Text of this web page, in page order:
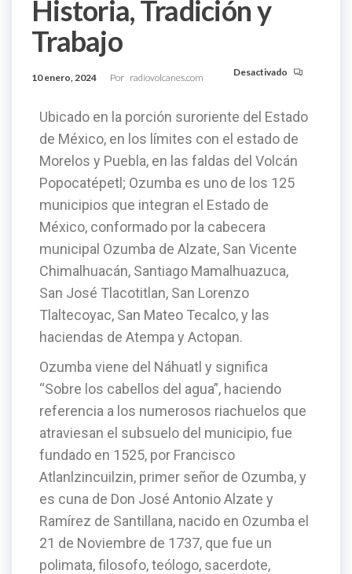
Historia, Tradición y
Trabajo
10 enero, 2024 Por radiovolcanes.com Desactivado
Ubicado en la porción suroriente del Estado
de México, en los límites con el estado de
Morelos y Puebla, en las faldas del Volcán
Popocatépetl; Ozumba es uno de los 125
municipios que integran el Estado de
México, conformado por la cabecera
municipal Ozumba de Alzate, San Vicente
Chimalhuacán, Santiago Mamalhuazuca,
San José Tlacotitlan, San Lorenzo
Tlaltecoyac, San Mateo Tecalco, y las
haciendas de Atempa y Actopan.
Ozumba viene del Náhuatl y significa
“Sobre los cabellos del agua”, haciendo
referencia a los numerosos riachuelos que
atraviesan el subsuelo del municipio, fue
fundado en 1525, por Francisco
Atlanlzincuilzin, primer señor de Ozumba, y
es cuna de Don José Antonio Alzate y
Ramírez de Santillana, nacido en Ozumba el
21 de Noviembre de 1737, que fue un
polimata, filosofo, teólogo, sacerdote,